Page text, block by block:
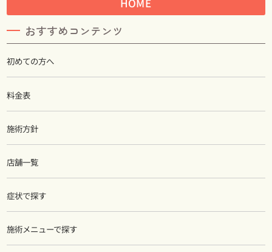
おすすめコンテンツ
初めての方へ
料金表
施術方針
店舗一覧
症状で探す
施術メニューで探す